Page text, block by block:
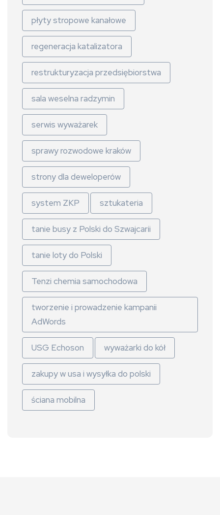
płyty stropowe kanałowe
regeneracja katalizatora
restrukturyzacja przedsiębiorstwa
sala weselna radzymin
serwis wyważarek
sprawy rozwodowe kraków
strony dla deweloperów
system ZKP sztukateria
tanie busy z Polski do Szwajcarii
tanie loty do Polski
Tenzi chemia samochodowa
tworzenie i prowadzenie kampanii
AdWords
USG Echoson wyważarki do kół
zakupy w usa i wysyłka do polski
ściana mobilna